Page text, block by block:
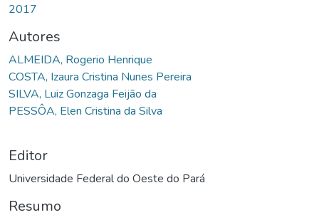
2017
Autores
ALMEIDA, Rogerio Henrique
COSTA, Izaura Cristina Nunes Pereira
SILVA, Luiz Gonzaga Feijão da
PESSÔA, Elen Cristina da Silva
Editor
Universidade Federal do Oeste do Pará
Resumo